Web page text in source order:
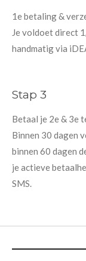
1e betaling &
Je voldoet direct
handmatig via
Stap 3
Betaal je 2e & 3e
Binnen 30 dagen
binnen 60 dagen
je actieve
SMS.